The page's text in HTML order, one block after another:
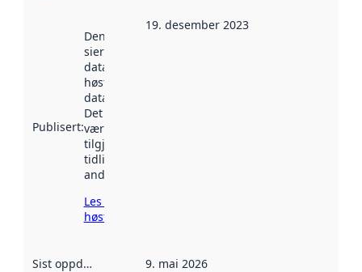
Publisert:
Denne datoen
sier når
datasettet ble
høstet av
data.norge.no.
Det kan ha
vært
tilgjengelig
tidligere
andre steder.
Les mer om
høsting her
19. desember 2023
Sist oppdatert 9. mai 2026